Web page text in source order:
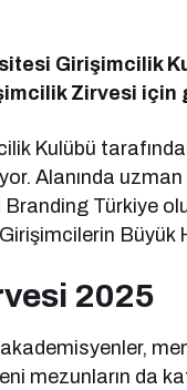
Girişimcilik
Zirvesi için
Kulübü
Alanında
Türkiye
Büyük
2025
mezunların da